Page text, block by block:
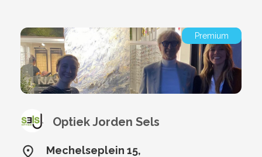
Premium
Optiek Jorden Sels
Mechelseplein 15,